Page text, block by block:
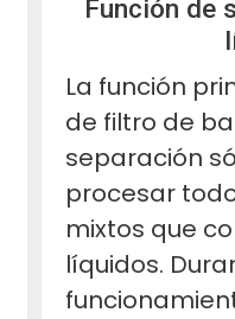
Función de
La función
de filtro de
separación
procesar
mixtos que
líquidos.